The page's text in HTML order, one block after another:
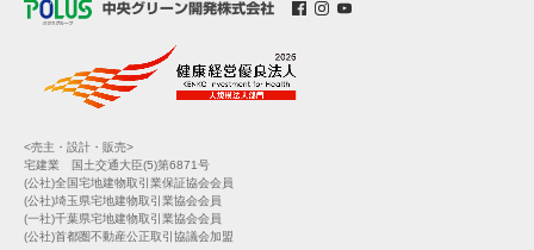
<売主・設計・販売>
宅建業 国土交通大臣(5)第6871号
(公社)全国宅地建物取引業保証協会会員
(公社)埼玉県宅地建物取引業協会会員
(一社)千葉県宅地建物取引業協会会員
(公社)首都圏不動産公正取引協議会加盟